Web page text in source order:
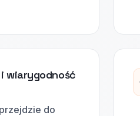
wiarygodność
do